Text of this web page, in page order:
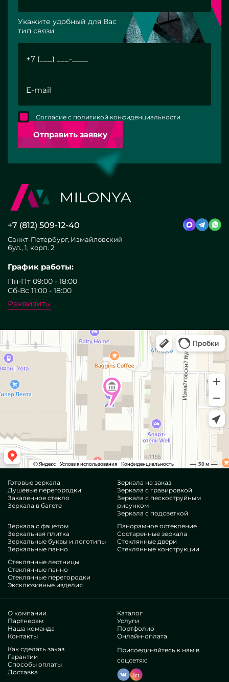
Укажите удобный для Вас
тип связи
Отправить заявку
Согласие с политикой конфиденциальности
+7 (812) 509-12-40
Санкт-Петербург, Измайловский
бул., 1, корп. 2
График работы:
Пн-Пт 09:00 - 18:00
Сб-Вс 11:00 - 18:00
Реквизиты
Готовые зеркала
Душевые перегородки
Закаленное стекло
Зеркала в багете
Зеркала на заказ
Зеркала с гравировкой
Зеркала с пескоструйным
рисунком
Зеркала с подсветкой
Зеркала с фацетом
Зеркальная плитка
Зеркальные буквы и логотипы
Зеркальные панно
Панорамное остекление
Состаренные зеркала
Стеклянные двери
Стеклянные конструкции
Стеклянные лестницы
Стеклянные панно
Стеклянные перегородки
Эксклюзивные изделия
О компании
Партнерам
Наша команда
Контакты
Каталог
Услуги
Портфолио
Онлайн-оплата
Как сделать заказ
Гарантии
Способы оплаты
Доставка
Присоединяйтесь к нам в
соцсетях:
In